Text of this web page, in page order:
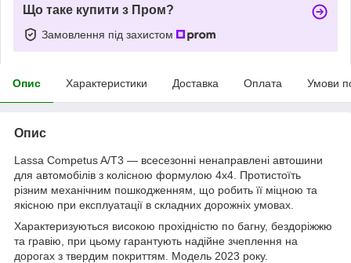
Що таке купити з Пром?
Замовлення під захистом
Опис Характеристики Доставка Оплата Умови
Опис
Lassa Competus A/T3 — всесезонні ненаправлені автошини
для автомобілів з колісною формулою 4х4. Протистоїть
різним механічним пошкодженням, що робить її міцною та
якісною при експлуатації в складних дорожніх умовах.
Характеризуються високою прохідністю по багну, бездоріжжю
та гравію, при цьому гарантують надійне зчеплення на
дорогах з твердим покриттям. Модель 2023 року.